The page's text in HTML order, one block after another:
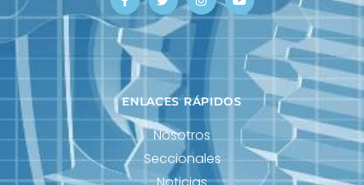
ENLACES RÁPIDOS
Nosotros
Seccionales